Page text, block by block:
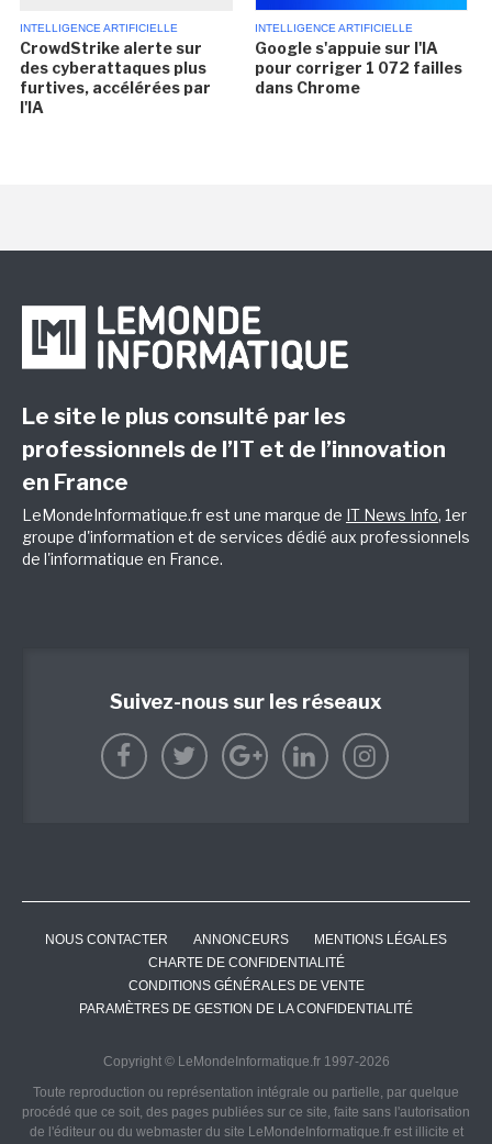
INTELLIGENCE ARTIFICIELLE
CrowdStrike alerte sur
des cyberattaques plus
furtives, accélérées par
l'IA
INTELLIGENCE ARTIFICIELLE
Google s'appuie sur l'IA
pour corriger 1 072 failles
dans Chrome
Le site le plus consulté par les
professionnels de l’IT et de l’innovation
en France
LeMondeInformatique.fr est une marque de IT News Info, 1er
groupe d'information et de services dédié aux professionnels
de l'informatique en France.
Suivez-nous sur les réseaux
NOUS CONTACTER ANNONCEURS
MENTIONS LÉGALES
CHARTE DE CONFIDENTIALITÉ
CONDITIONS GÉNÉRALES DE VENTE
PARAMÈTRES DE GESTION DE LA CONFIDENTIALITÉ
Copyright © LeMondeInformatique.fr 1997-2026
Toute reproduction ou représentation intégrale ou partielle, par quelque
procédé que ce soit, des pages publiées sur ce site, faite sans l'autorisation
de l'éditeur ou du webmaster du site LeMondeInformatique.fr est illicite et